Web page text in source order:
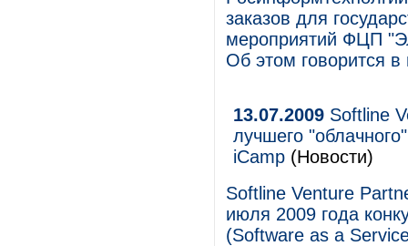
заказов для
мероприятий ФЦП
Об этом говорится в
13.07.2009 Softline
лучшего
iCamp (Новости)
Softline Venture
июля 2009 года
(Software as a